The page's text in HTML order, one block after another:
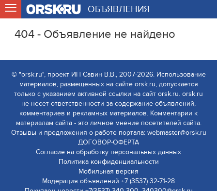
ОБЪЯВЛЕНИЯ
404 - Объявление не найдено
© "orsk.ru", проект ИП Савин В.В., 2007-2026. Использование
материалов, размещенных на сайте orsk.ru, допускается
только с указанием активной ссылки на сайт orsk.ru. orsk.ru
не несет ответственности за содержание объявлений,
комментариев и рекламных материалов. Комментарии к
материалам сайта - это личное мнение посетителей сайта.
Отзывы и предложения о работе портала: webmaster@orsk.ru
ДОГОВОР-ОФЕРТА
Согласие на обработку персональных данных
Политика конфиденциальности
Мобильная версия
Модерация объявлений +7 (3537) 32-71-28